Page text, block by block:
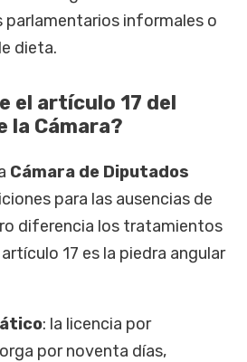
parlamentarios informales o
dieta.
el artículo 17 del
la Cámara?
Cámara de Diputados
para las ausencias de
diferencia los tratamientos
17 es la piedra angular
: la licencia por
por noventa días,